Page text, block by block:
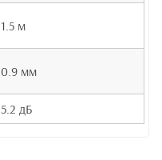
1.5 м
0.9 мм
5.2 дБ